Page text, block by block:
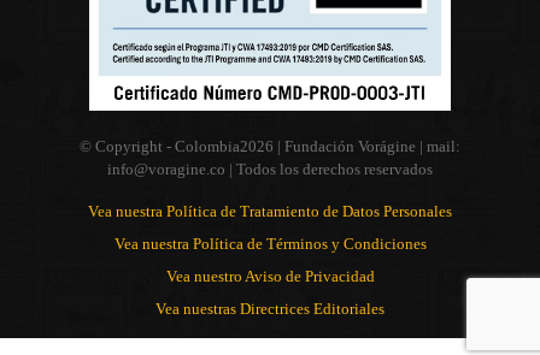
© Copyright - Colombia2026 | Fundación Vorágine | mail:
info@voragine.co | Todos los derechos reservados
Vea nuestra Política de Tratamiento de Datos Personales
Vea nuestra Política de Términos y Condiciones
Vea nuestro Aviso de Privacidad
Vea nuestras Directrices Editoriales